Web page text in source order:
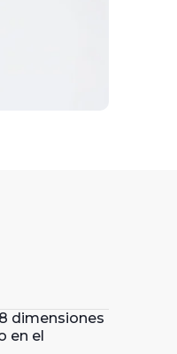
dimensiones
en el